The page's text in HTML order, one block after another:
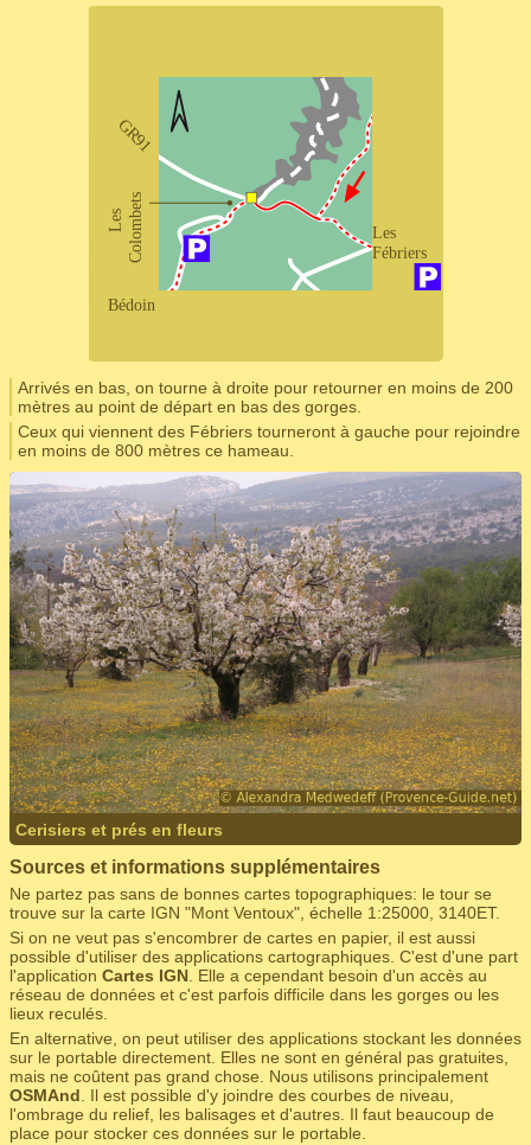
Arrivés en bas, on tourne à droite pour retourner en moins de 200
mètres au point de départ en bas des gorges.
Ceux qui viennent des Fébriers tourneront à gauche pour rejoindre
en moins de 800 mètres ce hameau.
Cerisiers et prés en fleurs
Sources et informations supplémentaires
Ne partez pas sans de bonnes cartes topographiques: le tour se
trouve sur la carte IGN "Mont Ventoux", échelle 1:25000, 3140ET.
Si on ne veut pas s'encombrer de cartes en papier, il est aussi
possible d'utiliser des applications cartographiques. C'est d'une part
l'application Cartes IGN. Elle a cependant besoin d'un accès au
réseau de données et c'est parfois difficile dans les gorges ou les
lieux reculés.
En alternative, on peut utiliser des applications stockant les données
sur le portable directement. Elles ne sont en général pas gratuites,
mais ne coûtent pas grand chose. Nous utilisons principalement
OSMAnd. Il est possible d'y joindre des courbes de niveau,
l'ombrage du relief, les balisages et d'autres. Il faut beaucoup de
place pour stocker ces données sur le portable.